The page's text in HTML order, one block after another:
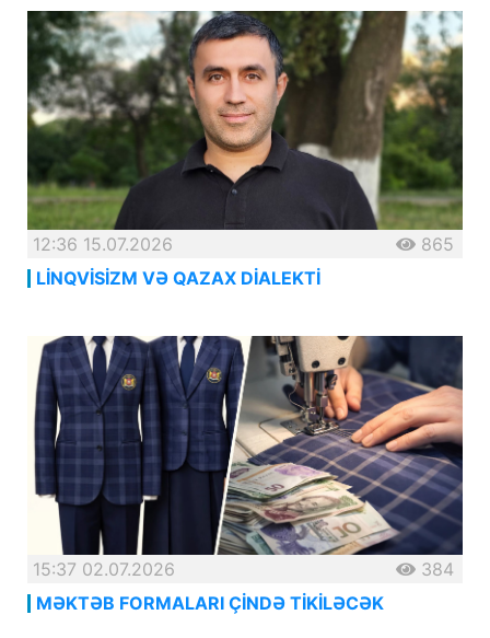
12:36 15.07.2026
865
LİNQVİSİZM VƏ QAZAX DİALEKTİ
15:37 02.07.2026
384
MƏKTƏB FORMALARI ÇİNDƏ TİKİLƏCƏK